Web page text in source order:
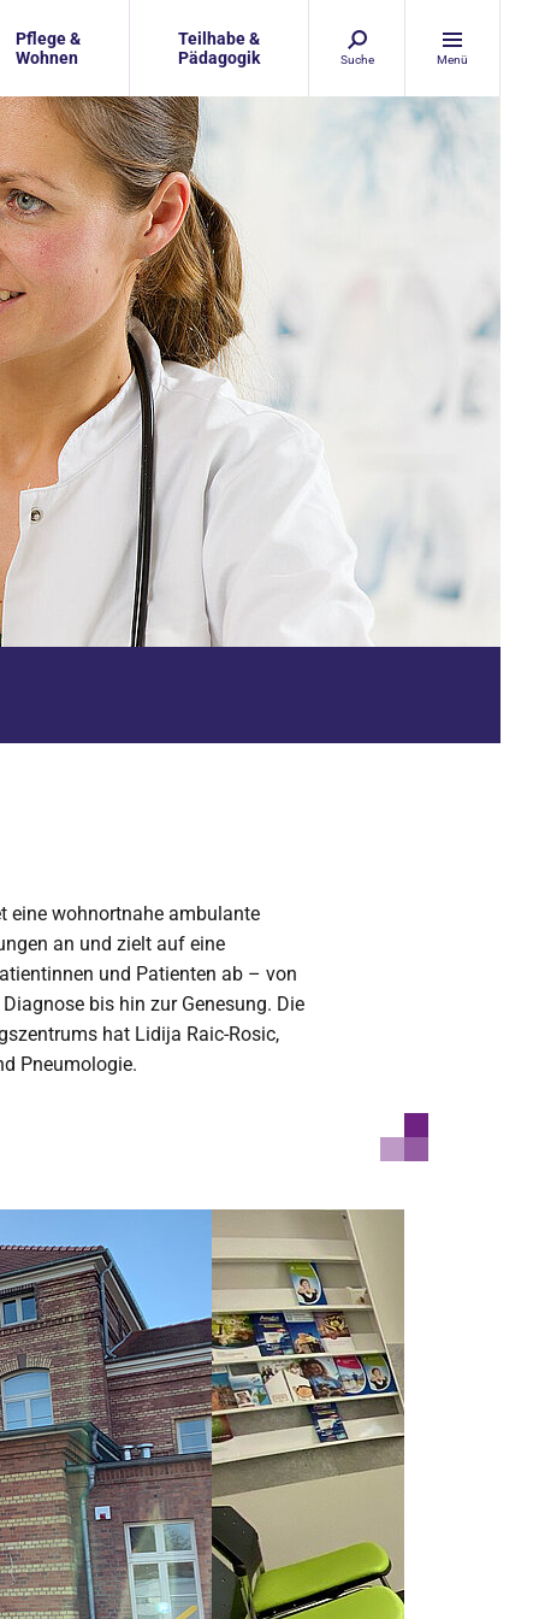
Pflege &
Wohnen
Teilhabe &
Pädagogik
Suche Menü
eine wohnortnahe ambulante
an und zielt auf eine
und Patienten ab – von
bis hin zur Genesung. Die
hat Lidija Raic-Rosic,
Pneumologie.